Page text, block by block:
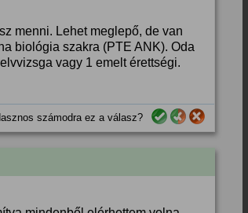
menni. Lehet meglepő, de van
biológia szakra (PTE ANK). Oda
vagy 1 emelt érettségi.
számodra ez a válasz?